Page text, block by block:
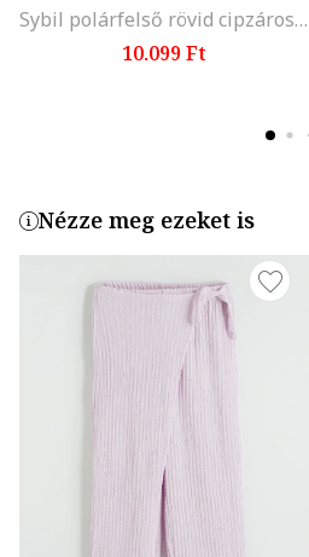
Sybil polárfelső rövid cipzáros hasítékkal, Tengerészkék
10.099 Ft
Nézze meg ezeket is